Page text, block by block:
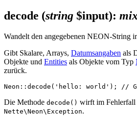
decode (string $input):
Wandelt den angegebenen NEON-String
Gibt Skalare, Arrays, Datumsangaben als
Objekte und Entities als Objekte vom Typ
zurück.
Die Methode decode() wirft im Fehlerfall
Nette\Neon\Exception.